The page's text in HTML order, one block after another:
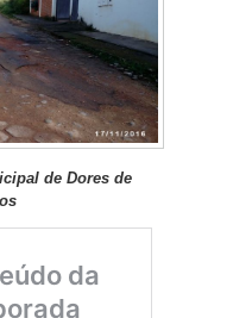
de Dores de